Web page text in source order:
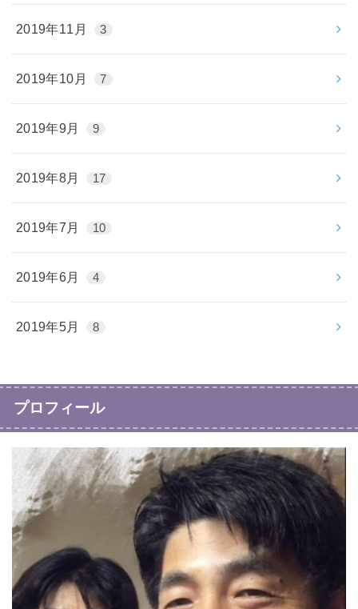
2019年11月 3
2019年10月 7
2019年9月 9
2019年8月 17
2019年7月 10
2019年6月 4
2019年5月 8
プロフィール